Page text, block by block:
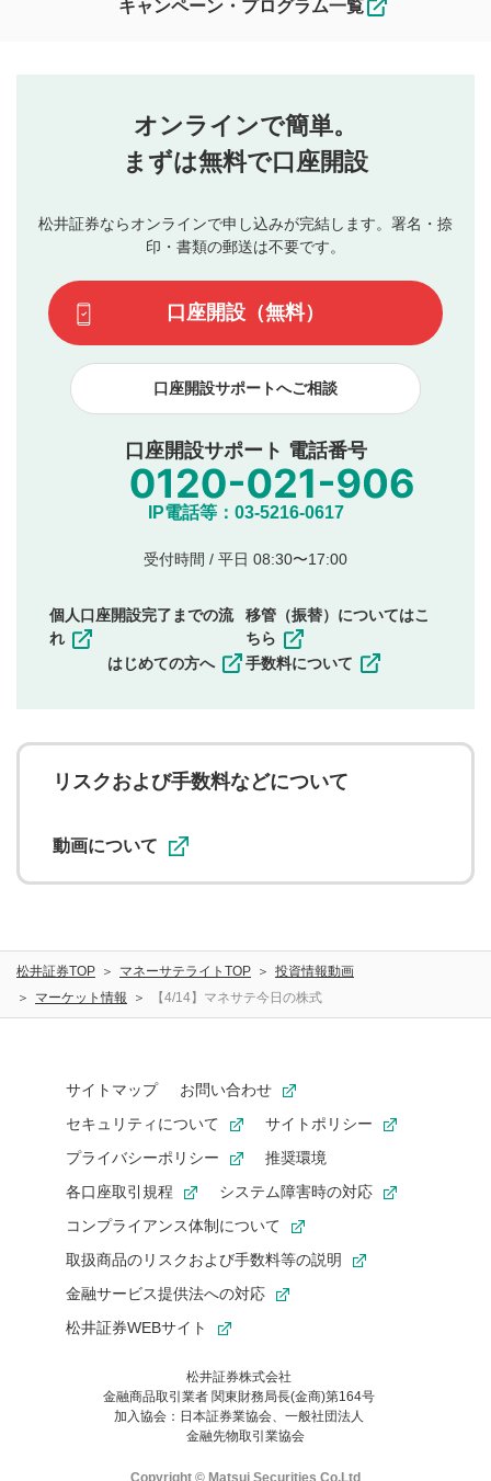
投稿するボタン
星で評価をすると投稿できます。（お名前とコメント
動画の評価
です）
行ってください。
当社は、利用者同士、もしくは利用者と第三者間のトラ
ブルによって生じた損害に対して一切の責任を負いませ
評価およびコメントは当社にて審査のうえ、掲載となり
ます。掲載されるまでに日数がかかる場合や掲載されない
てはお答えできません。各動画コンテンツへの掲載をもっ
て結果のご連絡といたします。ご了承ください。
下記の項目に該当すると判断された投稿内容は、掲載を
見合わせる場合がございます。
本動画コンテンツとは無関係の内容の投稿
他者への誹謗中傷や差別的表現投稿
公序良俗に反する内容の投稿
氏名、住所、電話番号など個人を特定できる情報の
他のサイトへの誘導や営利目的、広告・宣伝を目
他者の権利（商標、著作権、その他の知的財産
同一内容の多重投稿
その他当社が不適切と判断した投稿
一度投稿した評価およびコメントの変更・削除はできま
ことを承諾したものとします。また、利用者は、コメント
に関する著作者人格権を行使しないことに同意します。利
用者が投稿したコメントは、当社サービスの広告・宣伝、
ることがあります。
キャンペーン・プログラム一覧
オンラインで簡単。
まずは無料で口座開設
松井証券ならオンラインで申し込みが完結します。署名・捺
印・書類の郵送は不要です。
口座開設（無料）
口座開設サポートへご相談
口座開設サポート 電話番号
IP電話等：03-5216-0617
受付時間 / 平日 08:30〜17:00
個人口座開設完了までの流
れ
はじめての方へ
移管（振替）についてはこ
ちら
手数料について
リスクおよび手数料などについて
動画について
松井証券TOP マネーサテライトTOP
投資情報動画
マーケット情報
【4/14】マネサテ今日の株式
サイトマップ
お問い合わせ
セキュリティについて
サイトポリシー
プライバシーポリシー
推奨環境
各口座取引規程
システム障害時の対応
コンプライアンス体制について
取扱商品のリスクおよび手数料等の説明
金融サービス提供法への対応
松井証券WEBサイト
松井証券株式会社
金融商品取引業者 関東財務局長(金商)第164号
加入協会：日本証券業協会、一般社団法人
金融先物取引業協会
Copyright © Matsui Securities Co,Ltd
お気に入り機能は松井証券の会員限定の機能です。
お気に入り登録いただくと、後からいつでもお気に入りのコンテ
ンツを一覧でご確認いただけます。
ご利用いただくには口座開設が必要です。